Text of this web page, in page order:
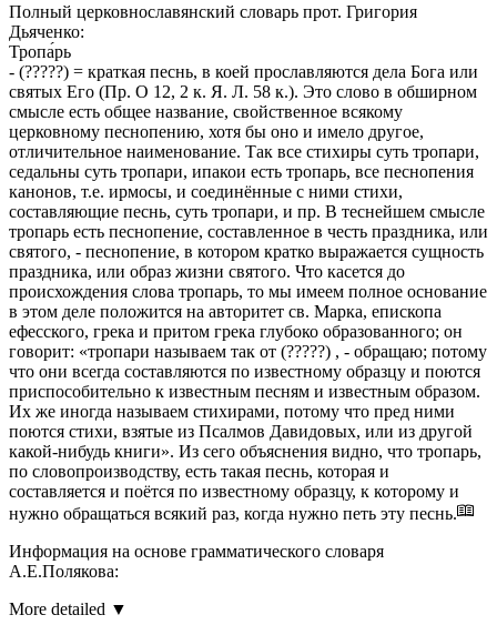
Полный церковнославянский словарь прот. Григория
Дьяченко:
Тропа́рь
- (?????) = краткая песнь, в коей прославляются дела Бога или
святых Его (Пр. О 12, 2 к. Я. Л. 58 к.). Это слово в обширном
смысле есть общее название, свойственное всякому
церковному песнопению, хотя бы оно и имело другое,
отличительное наименование. Так все стихиры суть тропари,
седальны суть тропари, ипакои есть тропарь, все песнопения
канонов, т.е. ирмосы, и соединённые с ними стихи,
составляющие песнь, суть тропари, и пр. В теснейшем смысле
тропарь есть песнопение, составленное в честь праздника, или
святого, - песнопение, в котором кратко выражается сущность
праздника, или образ жизни святого. Что касется до
происхождения слова тропарь, то мы имеем полное основание
в этом деле положится на авторитет св. Марка, епископа
ефесского, грека и притом грека глубоко образованного; он
говорит: «тропари называем так от (?????) , - обращаю; потому
что они всегда составляются по известному образцу и поются
приспособительно к известным песням и известным образом.
Их же иногда называем стихирами, потому что пред ними
поются стихи, взятые из Псалмов Давидовых, или из другой
какой-нибудь книги». Из сего объяснения видно, что тропарь,
по словопроизводству, есть такая песнь, которая и
составляется и поётся по известному образцу, к которому и
нужно обращаться всякий раз, когда нужно петь эту песнь.
Информация на основе грамматического словаря
А.Е.Полякова:
More detailed ▼